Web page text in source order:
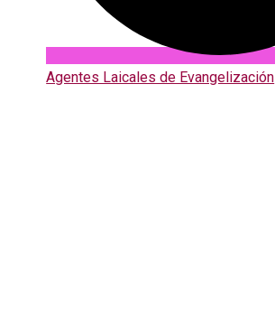
Agentes Laicales de Evangelización